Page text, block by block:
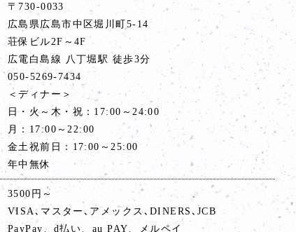
〒730-0033
広島県広島市中区堀川町5-14
荘保ビル2F～4F
広電白島線 八丁堀駅 徒歩3分
050-5269-7434
＜ディナー＞
日・火～木・祝：17:00～24:00
月：17:00～22:00
金土祝前日：17:00～25:00
年中無休
3500円～
VISA､マスター､アメックス､DINERS､JCB
PayPay、d払い、au PAY、メルペイ